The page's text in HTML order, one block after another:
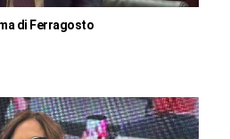
di Ferragosto